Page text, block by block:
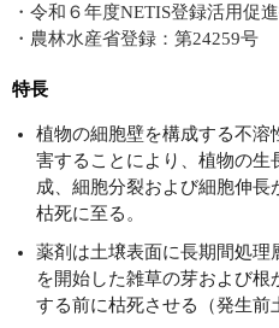
・令和６年度NETIS登録活用促
・農林水産省登録：第24259号
特長
植物の細胞壁を構成する不溶
害することにより、植物の生
成、細胞分裂および細胞伸長
枯死に至る。
薬剤は土壌表面に長期間処理
を開始した雑草の芽および
する前に枯死させる（発生前